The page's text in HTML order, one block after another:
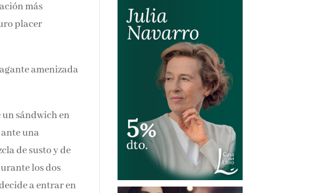
más
placer
amenizada
un sándwich en
una
de susto y de
los dos
a entrar en